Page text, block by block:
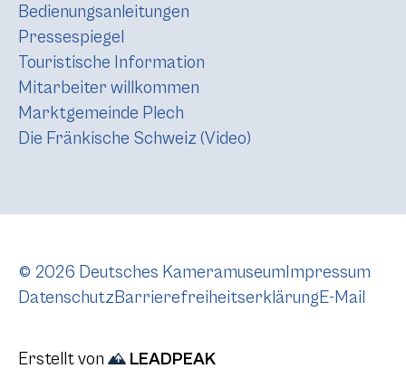
Bedienungsanleitungen
Pressespiegel
Touristische Information
Mitarbeiter willkommen
Marktgemeinde Plech
Die Fränkische Schweiz (Video)
© 2026 Deutsches KameramuseumImpressum
DatenschutzBarrierefreiheitserklärungE-Mail
Erstellt von LEADPEAK